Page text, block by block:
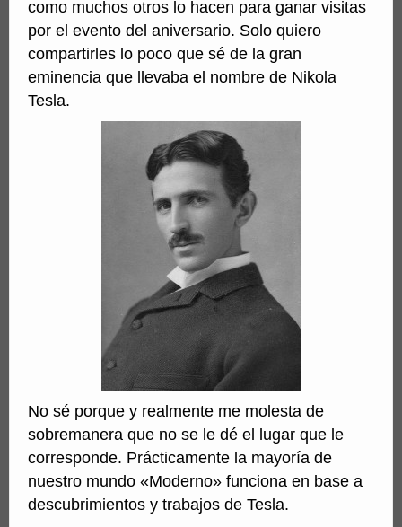
como muchos otros lo hacen para ganar visitas
por el evento del aniversario. Solo quiero
compartirles lo poco que sé de la gran
eminencia que llevaba el nombre de Nikola
Tesla.
No sé porque y realmente me molesta de
sobremanera que no se le dé el lugar que le
corresponde. Prácticamente la mayoría de
nuestro mundo «Moderno» funciona en base a
descubrimientos y trabajos de Tesla.